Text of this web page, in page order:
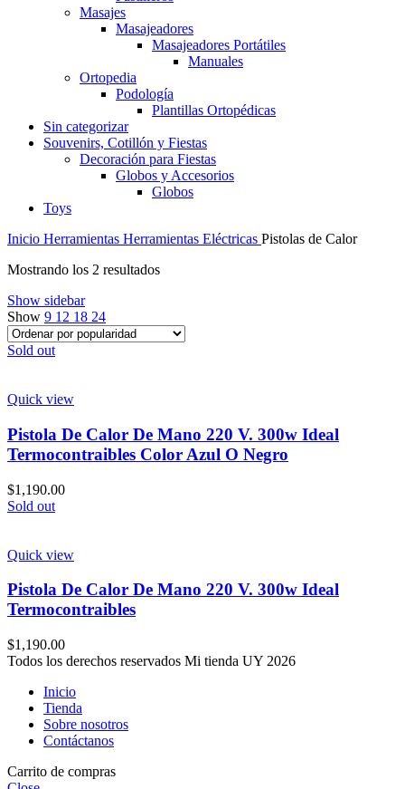
Masajes
Masajeadores
Masajeadores Portátiles
Manuales
Ortopedia
Podología
Plantillas Ortopédicas
Sin categorizar
Souvenirs, Cotillón y Fiestas
Decoración para Fiestas
Globos y Accesorios
Globos
Toys
Inicio Herramientas Herramientas Eléctricas Pistolas de Calor
Mostrando los 2 resultadosOrdenado
Show sidebar
Show 9 12 18 24
Sold out
Quick view
Pistola De Calor De Mano 220 V. 300w Ideal
Termocontraibles Color Azul O Negro
$1,190.00
Sold out
Quick view
Pistola De Calor De Mano 220 V. 300w Ideal
Termocontraibles
$1,190.00
Todos los derechos reservados Mi tienda UY 2026
Inicio
Tienda
Sobre nosotros
Contáctanos
Carrito de compras